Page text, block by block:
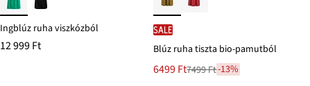
Ingblúz ruha viszkózból
12 999 Ft
SALE
Blúz ruha tiszta bio-pamutból
Új
6499 Ft
Leárazva7499 Ft-13%